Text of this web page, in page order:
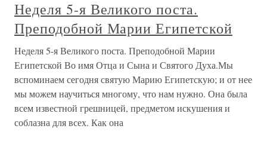
Неделя 5-я Великого поста.
Преподобной Марии Египетской
Неделя 5-я Великого поста. Преподобной Марии
Египетской Во имя Отца и Сына и Святого Духа.Мы
вспоминаем сегодня святую Марию Египетскую; и от нее
мы можем научиться многому, что нам нужно. Она была
всем известной грешницей, предметом искушения и
соблазна для всех. Как она